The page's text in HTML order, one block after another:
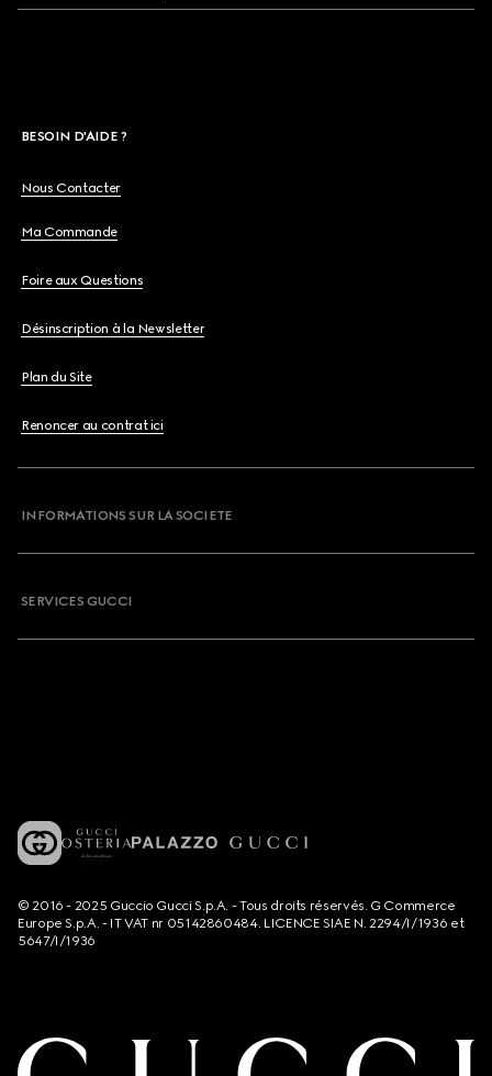
BESOIN D'AIDE ?
Nous Contacter
Ma Commande
Foire aux Questions
Désinscription à la Newsletter
Plan du Site
Renoncer au contrat ici
INFORMATIONS SUR LA SOCIETE
SERVICES GUCCI
© 2016 - 2025 Guccio Gucci S.p.A. - Tous droits réservés. G Commerce
Europe S.p.A. - IT VAT nr 05142860484. LICENCE SIAE N. 2294/I/1936 et
5647/I/1936